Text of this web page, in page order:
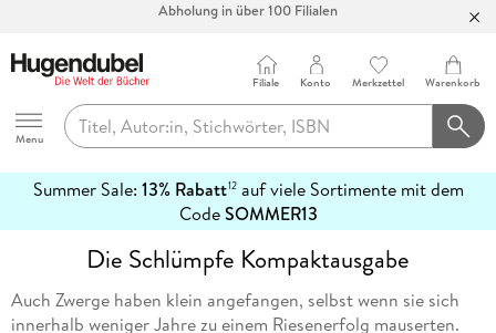
100 Tage Rückgaberecht***
Hugendubel
Menu
Filiale Konto Merkzettel Warenkorb
Summer Sale: 13% Rabatt12auf viele Sortimente mit dem
CodeSOMMER13
erfahren
Die Schlümpfe Kompaktausgabe
Auch Zwerge haben klein angefangen, selbst wenn sie sich
innerhalb weniger Jahre zu einem Riesenerfolg mauserten.